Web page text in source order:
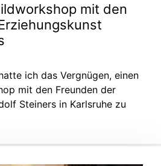
mit den
ich das Vergnügen, einen
mit den Freunden der
Steiners in Karlsruhe zu